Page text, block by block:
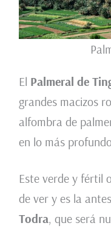
El Palmeral de
grandes macizos
alfombra de
en lo más
Este verde y fértil
de ver y es la
Todra, que será